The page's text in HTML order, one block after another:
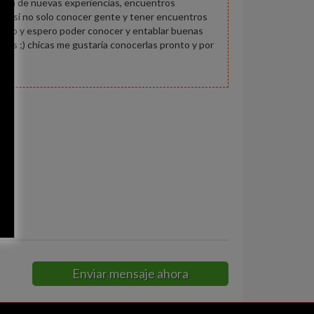
de nuevas experiencias, encuentros
si no solo conocer gente y tener encuentros
y espero poder conocer y entablar buenas
;) chicas me gustaría conocerlas pronto y por
Enviar mensaje ahora